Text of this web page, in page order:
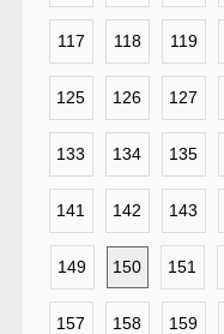
117 118 119
125 126 127
133 134 135
141 142 143
149 150 151
157 158 159